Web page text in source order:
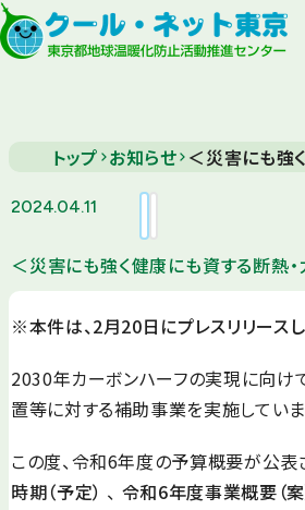
トップ お知らせ ＜災害にも強
2024.04.11
＜災害にも強く健康にも資する断熱
※本件は、2月20日にプレスリリースし
2030年カーボンハーフの実現に向け
置等に対する補助事業を実施していま
この度、令和6年度の予算概要が公表
時期（予定） 、 令和6年度事業概要（案